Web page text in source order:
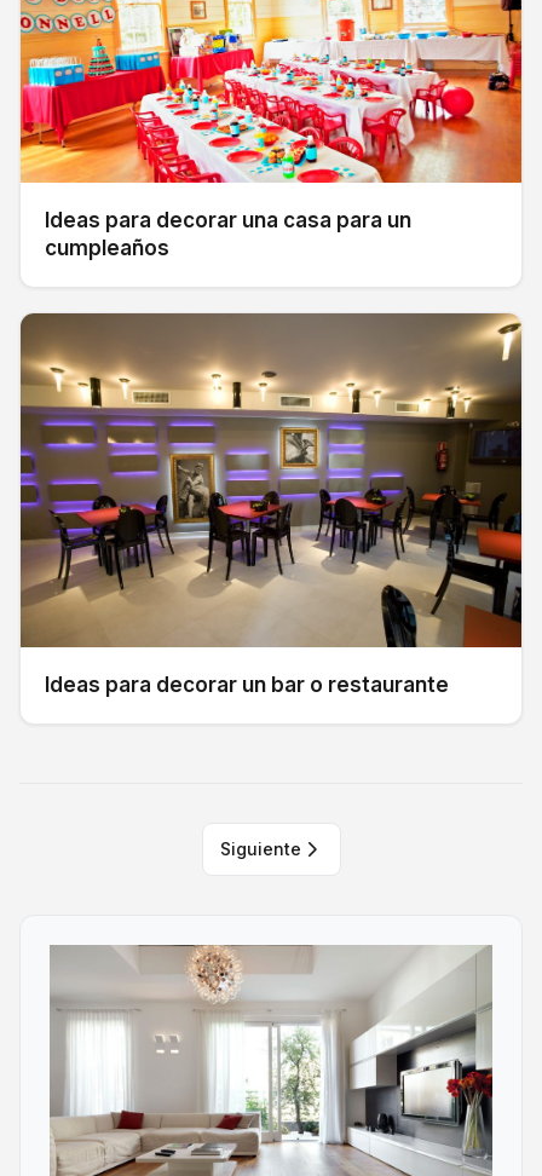
Ideas para decorar una casa para un
cumpleaños
Ideas para decorar un bar o restaurante
Siguiente